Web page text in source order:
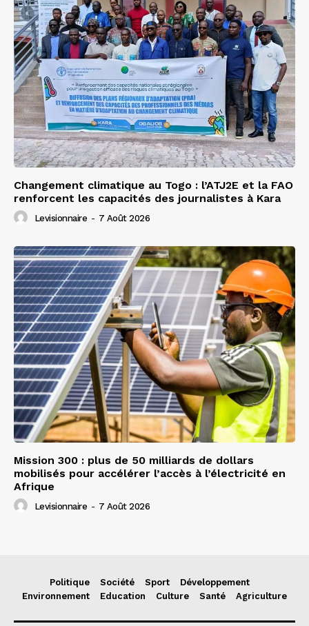
Changement climatique au Togo : l’ATJ2E et la FAO
renforcent les capacités des journalistes à Kara
Levisionnaire - 7 Août 2026
Mission 300 : plus de 50 milliards de dollars
mobilisés pour accélérer l’accès à l’électricité en
Afrique
Levisionnaire - 7 Août 2026
Politique Société Sport
Développement
Environnement
Education Culture Santé Agriculture